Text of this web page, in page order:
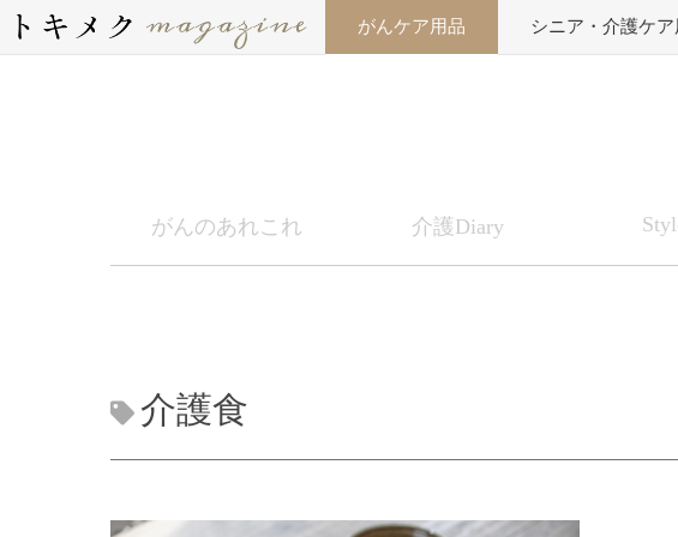
がんケア用品 シニア・介護ケア
がんのあれこれ 介護Diary
介護食